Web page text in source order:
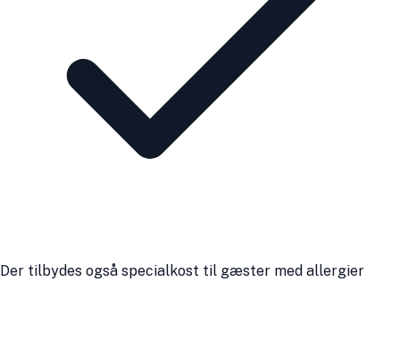
Der tilbydes også specialkost til gæster med allergier